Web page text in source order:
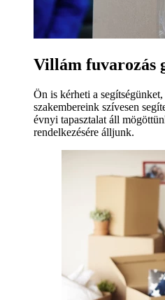
Villám fuvarozás
Ön is kérheti a
szakembereink szívesen
évnyi tapasztalat áll
rendelkezésére álljunk.